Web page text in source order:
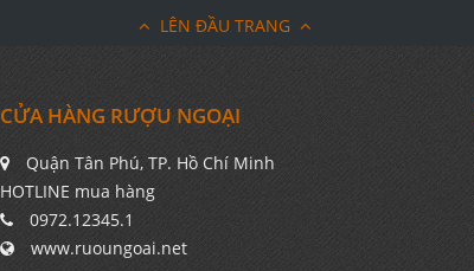
LÊN ĐẦU TRANG
CỬA HÀNG RƯỢU NGOẠI
Quận Tân Phú, TP. Hồ Chí Minh
HOTLINE mua hàng
0972.12345.1
www.ruoungoai.net